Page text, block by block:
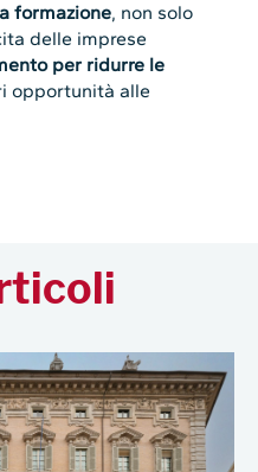
formazione, non solo
delle imprese
per ridurre le
opportunità alle